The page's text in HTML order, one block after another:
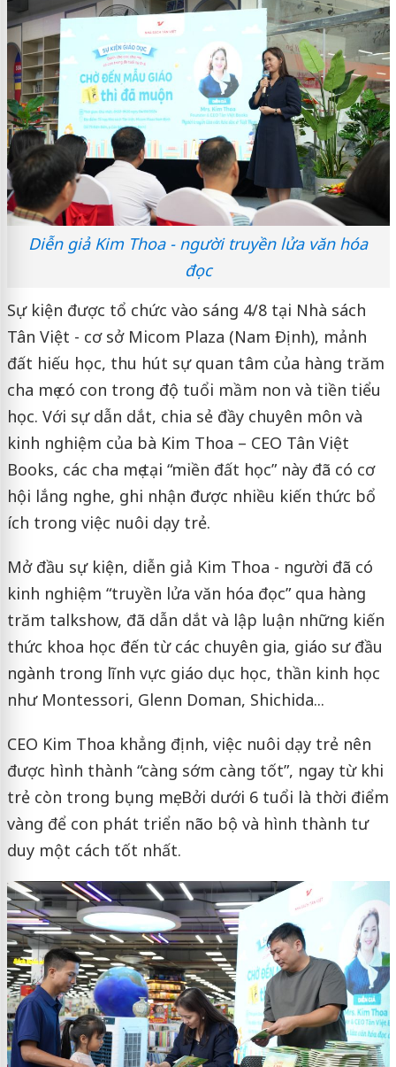
Diễn giả Kim Thoa - người truyền lửa văn hóa
đọc
Sự kiện được tổ chức vào sáng 4/8 tại Nhà sách
Tân Việt - cơ sở Micom Plaza (Nam Định), mảnh
đất hiếu học, thu hút sự quan tâm của hàng trăm
cha mẹ có con trong độ tuổi mầm non và tiền tiểu
học. Với sự dẫn dắt, chia sẻ đầy chuyên môn và
kinh nghiệm của bà Kim Thoa – CEO Tân Việt
Books, các cha mẹ tại “miền đất học” này đã có cơ
hội lắng nghe, ghi nhận được nhiều kiến thức bổ
ích trong việc nuôi dạy trẻ.
Mở đầu sự kiện, diễn giả Kim Thoa - người đã có
kinh nghiệm “truyền lửa văn hóa đọc” qua hàng
trăm talkshow, đã dẫn dắt và lập luận những kiến
thức khoa học đến từ các chuyên gia, giáo sư đầu
ngành trong lĩnh vực giáo dục học, thần kinh học
như Montessori, Glenn Doman, Shichida...
CEO Kim Thoa khẳng định, việc nuôi dạy trẻ nên
được hình thành “càng sớm càng tốt”, ngay từ khi
trẻ còn trong bụng mẹ. Bởi dưới 6 tuổi là thời điểm
vàng để con phát triển não bộ và hình thành tư
duy một cách tốt nhất.